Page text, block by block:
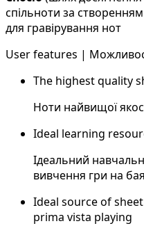
спільноти за
для гравірування нот
User features |
The highest quality
Ноти найвищої
Ideal learning
Ідеальний
вивчення гри на
Ideal source of
prima vista playing